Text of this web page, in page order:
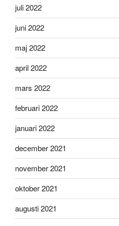
juli 2022
juni 2022
maj 2022
april 2022
mars 2022
februari 2022
januari 2022
december 2021
november 2021
oktober 2021
augusti 2021